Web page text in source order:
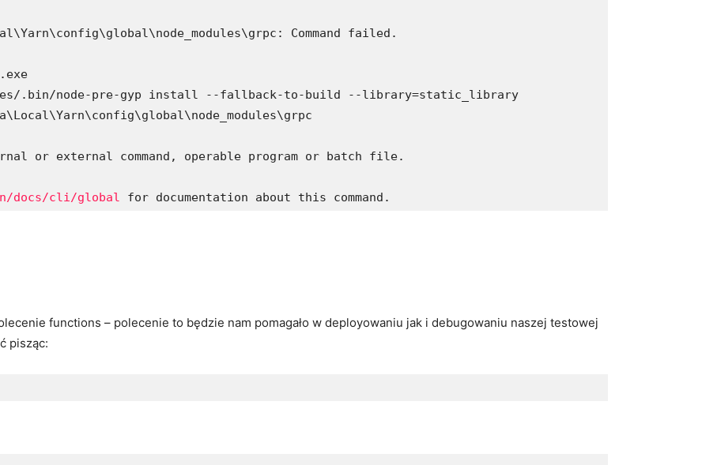
Command failed.
.bin/node-pre-gyp install --fallback-to-build --library=static_library
or external command, operable program or batch file.
docs/cli/global for documentation about this command.
functions – polecenie to będzie nam pomagało w deployowaniu jak i debugowaniu naszej testowej
pisząc: